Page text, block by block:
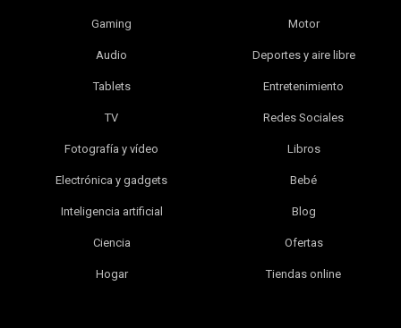
Gaming
Audio
Tablets
TV
Fotografía y vídeo
Electrónica y gadgets
Inteligencia artificial
Ciencia
Hogar
Motor
Deportes y aire libre
Entretenimiento
Redes Sociales
Libros
Bebé
Blog
Ofertas
Tiendas online